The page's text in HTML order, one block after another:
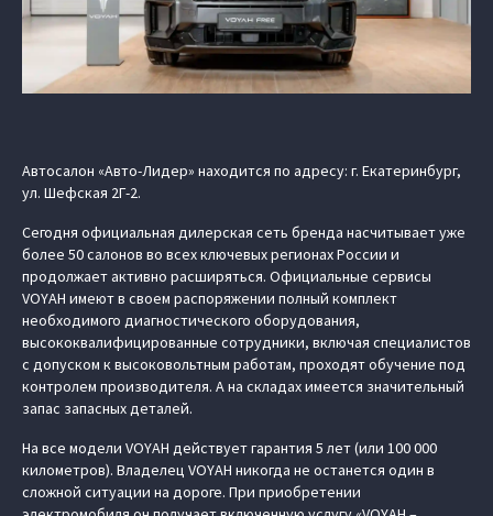
Автосалон «Авто-Лидер» находится по адресу: г. Екатеринбург,
ул. Шефская 2Г-2.
Сегодня официальная дилерская сеть бренда насчитывает уже
более 50 салонов во всех ключевых регионах России и
продолжает активно расширяться. Официальные сервисы
VOYAH имеют в своем распоряжении полный комплект
необходимого диагностического оборудования,
высококвалифицированные сотрудники, включая специалистов
с допуском к высоковольтным работам, проходят обучение под
контролем производителя. А на складах имеется значительный
запас запасных деталей.
На все модели VOYAH действует гарантия 5 лет (или 100 000
километров). Владелец VOYAH никогда не останется один в
сложной ситуации на дороге. При приобретении